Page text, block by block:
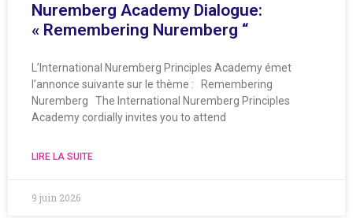
Nuremberg Academy Dialogue:
« Remembering Nuremberg “
L’International Nuremberg Principles Academy émet
l’annonce suivante sur le thème : Remembering
Nuremberg The International Nuremberg Principles
Academy cordially invites you to attend
LIRE LA SUITE
9 juin 2026